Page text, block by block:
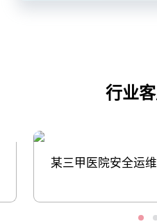
行业
某三甲医院安全运